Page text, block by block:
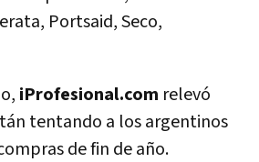
Portsaid, Seco,
iProfesional.com relevó
tentando a los argentinos
de fin de año.